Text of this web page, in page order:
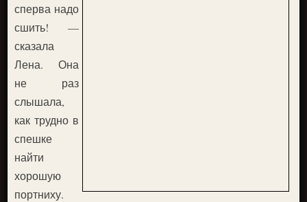
сперва надо
сшить! —
сказала
Лена. Она
не раз
слышала,
как трудно в
спешке
найти
хорошую
портниху.